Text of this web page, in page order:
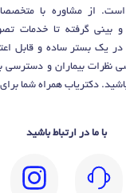
است. از مشاوره با
گرفته تا خدمات
یک بستر ساده و قابل
بیماران و دسترسی
دکتریاب همراه شما
با ما در ارتباط باشید